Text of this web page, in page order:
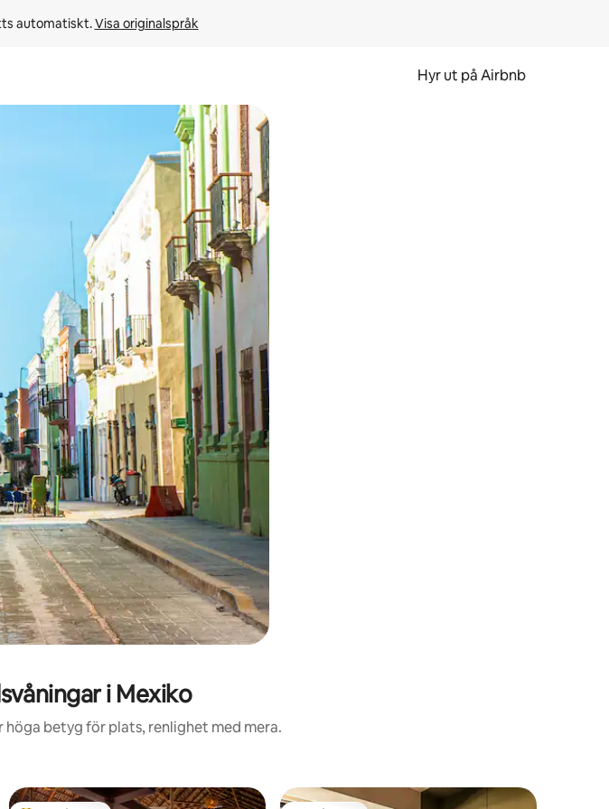
automatiskt. Visa originalspråk
Hyr ut på Airbnb
genom att trycka eller svepa.
i Mexiko
höga betyg för plats, renlighet med mera.